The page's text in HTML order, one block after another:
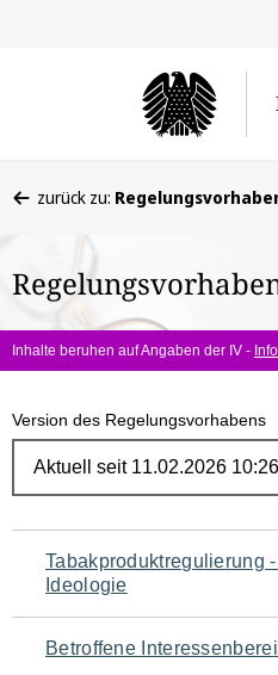
befinden
hier:
zurück zu:
Inhalte beruhen auf Angaben der IV -
Version des Regelungsvorhabens
Navigation
für
den
Tabakproduktregulierung
Ideologie
Betroffene